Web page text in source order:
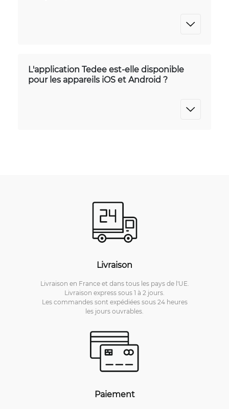
L'application Tedee est-elle disponible
pour les appareils iOS et Android ?
Livraison
Livraison en France et dans tous les pays de l'UE.
Livraison express sous 1 à 2 jours.
Les commandes sont expédiées sous 24 heures
les jours ouvrables.
Paiement